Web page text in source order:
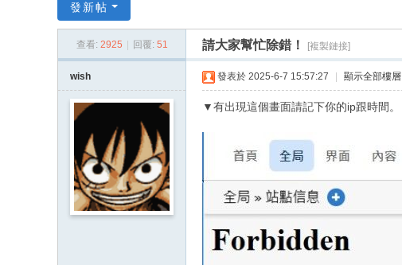
酷
發新帖
查看: 2925 回覆: 51 請大家幫忙除錯！ [複製鏈接]
wish 發表於 2025-6-7 15:57:27 顯示全部樓層
▼有出現這個畫面請記下你的ip跟時間。